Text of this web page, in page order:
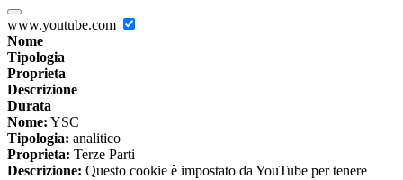
www.youtube.com
Nome
Tipologia
Proprieta
Descrizione
Durata
Nome: YSC
Tipologia: analitico
Proprieta: Terze Parti
Descrizione: Questo cookie è impostato da YouTube per tenere